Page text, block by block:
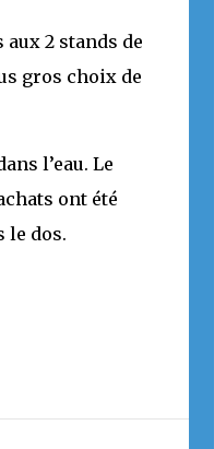
2 stands de
gros choix de
l’eau. Le
ont été
le dos.